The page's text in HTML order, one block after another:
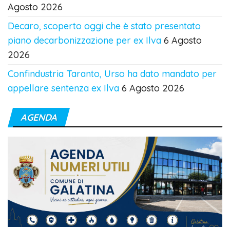
Agosto 2026
Decaro, scoperto oggi che è stato presentato
piano decarbonizzazione per ex Ilva 6 Agosto
2026
Confindustria Taranto, Urso ha dato mandato per
appellare sentenza ex Ilva 6 Agosto 2026
AGENDA